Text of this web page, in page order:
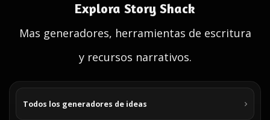
Explora Story Shack
Mas generadores, herramientas de escritura
y recursos narrativos.
Todos los generadores de ideas